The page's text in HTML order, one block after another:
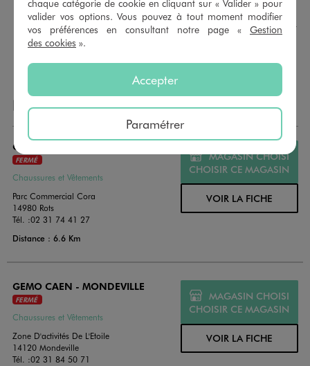
montant au choix entre 10€ et 150€. Les cartes cadeau
GÉMO sont valables 1 an, utilisables en plusieurs fois, pour
payer vos achats en magasin. Offrez vos cartes cadeau
NOS AUTRES MAGASINS
GEMO CAEN - ROTS
FERMÉ
Chaussures et Vêtements
Parc Commercial Cora
14980 Rots
Tél. :02 31 74 41 27
Distance : 6.6 Km
MAGASIN CHOISI
CHOISIR CE MAGASIN
VOIR LA FICHE
GEMO CAEN - MONDEVILLE
FERMÉ
Chaussures et Vêtements
Zone D'activités De L'Etoile
14120 Mondeville
Tél. :02 31 84 50 71
MAGASIN CHOISI
CHOISIR CE MAGASIN
VOIR LA FICHE
chaque catégorie de cookie en cliquant sur « Valider » pour
valider vos options. Vous pouvez à tout moment modifier
vos préférences en consultant notre page « Gestion
des cookies ».
Accepter
Paramétrer